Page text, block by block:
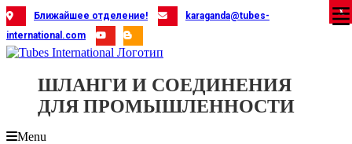
Skip
to
content
Ближайшее отделение!
karaganda@tubes-
international.com
ШЛАНГИ И СОЕДИНЕНИЯ
ДЛЯ ПРОМЫШЛЕННОСТИ
Menu
X
X
X
X
X
X
X
X
X
X
X
X
X
X
X
X
X
X
X